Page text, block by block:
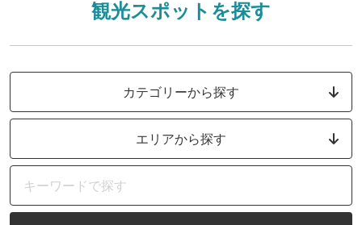
観光スポットを探す
カテゴリーから探す
エリアから探す